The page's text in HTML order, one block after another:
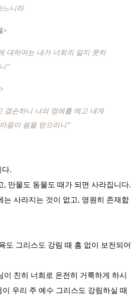
느니라.
>
대하여는 내가 너희의 알지 못하
”
겸손하니 나의 멍에를 메고 내게
음이 쉼을 얻으리니”
다.
, 만물도 동물도 때가 되면 사라집니다.
는 사라지는 것이 없고, 영원히 존재합
도 그리스도 강림 때 흠 없이 보전되어
이 친히 너희로 온전히 거룩하게 하시
우리 주 예수 그리스도 강림하실 때